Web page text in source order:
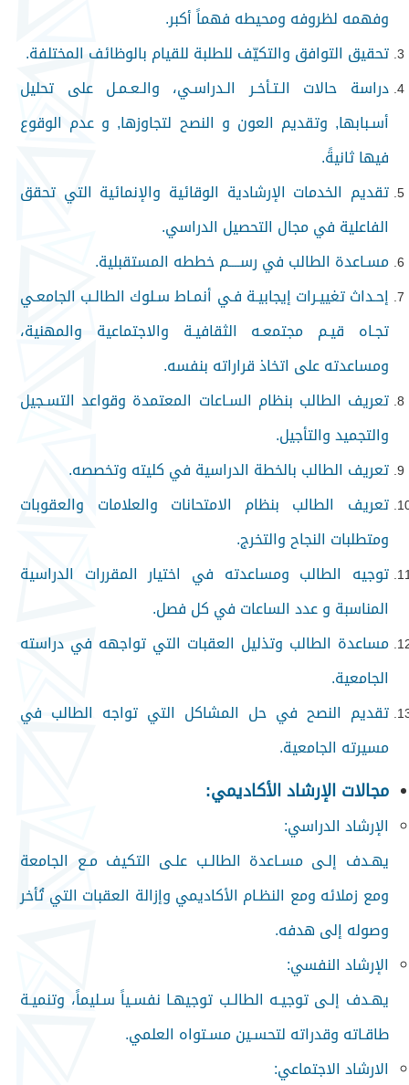
وفهمه لظروفه ومحيطه فهماً أكبر.
تحقيق التوافق والتكيّف للطلبة للقيام بالوظائف المختلفة.
دراسة حالات الـتـأخـر الـدراسـي، والـعـمـل على تحليل
أسـبابها, وتقديم العون و النصح لتجاوزها, و عدم الوقوع
فيها ثانيةً.
تقديم الخدمات الإرشادية الوقائية والإنمائية التي تحقق
الفاعلية في مجال التحصيل الدراسي.
مسـاعدة الطالب في رســــم خططه المستقبلية.
إحـداث تغييـرات إيجابيـة فـي أنمـاط سـلوك الطالـب الجامعـي
تجـاه قيـم مجتمعـه الثقافيـة والاجتماعية والمهنية،
ومساعدته على اتخاذ قراراته بنفسه.
تعريف الطالب بنظام السـاعات المعتمدة وقواعد التسـجيل
والتجميد والتأجيل.
تعريف الطالب بالخطة الدراسية في كليته وتخصصه.
تعريف الطالب بنظام الامتحانات والعلامات والعقوبات
ومتطلبات النجاح والتخرج.
توجيه الطالب ومساعدته في اختيار المقررات الدراسية
المناسبة و عدد الساعات في كل فصل.
مساعدة الطالب وتذليل العقبات التي تواجهه في دراسته
الجامعية.
تقديم النصح في حل المشاكل التي تواجه الطالب في
مسيرته الجامعية.
مجالات الإرشاد الأكاديمي:
الإرشاد الدراسي:
يهـدف إلـى مسـاعدة الطالـب علـى التكيف مـع الجامعة
ومع زملائه ومع النظـام الأكاديمي وإزالة العقبات التي تُأخر
وصوله إلى هدفه.
الإرشاد النفسي:
يهـدف إلـى توجيـه الطالـب توجيهـا نفسـياً سـليماً، وتنميـة
طاقـاته وقدراته لتحسـين مسـتواه العلمي.
الارشاد الاجتماعي: